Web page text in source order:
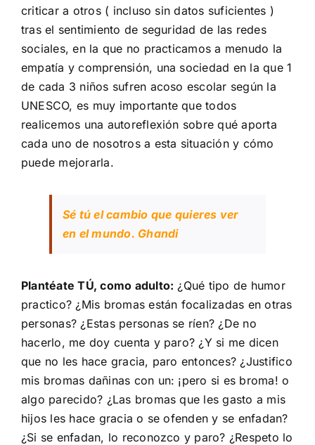
criticar a otros ( incluso sin datos suficientes )
tras el sentimiento de seguridad de las redes
sociales, en la que no practicamos a menudo la
empatía y comprensión, una sociedad en la que 1
de cada 3 niños sufren acoso escolar según la
UNESCO, es muy importante que todos
realicemos una autoreflexión sobre qué aporta
cada uno de nosotros a esta situación y cómo
puede mejorarla.
Sé tú el cambio que quieres ver
en el mundo. Ghandi
Plantéate TÚ, como adulto: ¿Qué tipo de humor
practico? ¿Mis bromas están focalizadas en otras
personas? ¿Estas personas se ríen? ¿De no
hacerlo, me doy cuenta y paro? ¿Y si me dicen
que no les hace gracia, paro entonces? ¿Justifico
mis bromas dañinas con un: ¡pero si es broma! o
algo parecido? ¿Las bromas que les gasto a mis
hijos les hace gracia o se ofenden y se enfadan?
¿Si se enfadan, lo reconozco y paro? ¿Respeto lo